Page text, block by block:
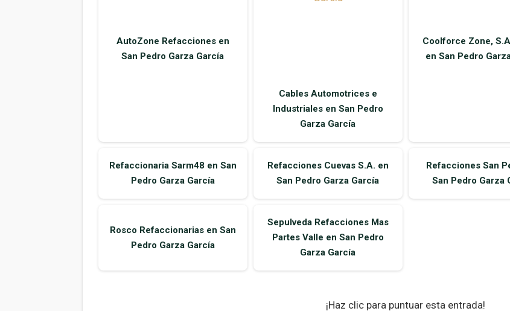
AutoZone Refacciones en
San Pedro Garza García
Cables Automotrices e
Industriales en San Pedro
Garza García
Coolforce Zone,
en San Pedro
Refaccionaria Sarm48 en San
Pedro Garza García
Refacciones Cuevas S.A. en
San Pedro Garza García
Refacciones San
San Pedro Garza
Rosco Refaccionarias en San
Pedro Garza García
Sepulveda Refacciones Mas
Partes Valle en San Pedro
Garza García
¡Haz clic para puntuar esta entrada!